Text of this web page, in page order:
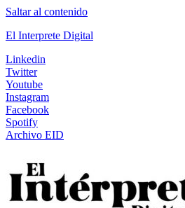
Saltar al contenido
El Interprete Digital
Linkedin
Twitter
Youtube
Instagram
Facebook
Spotify
Archivo EID